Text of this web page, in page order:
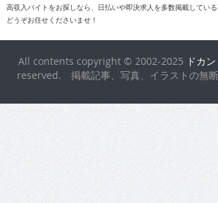
高収入バイトをお探しなら、日払いや即決求人を多数掲載してい
どうぞお任せくださいませ！
All contents copyright © 2002-2025 ドカ
reserved. 掲載記事、写真、イラストの無断